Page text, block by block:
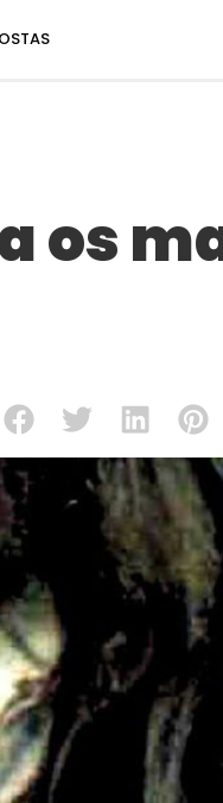
os